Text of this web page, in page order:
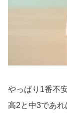
やっぱり1番不
高2と中3であ